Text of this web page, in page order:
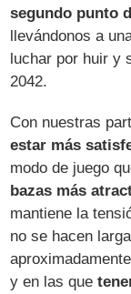
segundo punto
llevándonos a
luchar por huir y
2042.
Con nuestras
estar más
modo de juego
bazas más
mantiene la
no se hacen
y en las que